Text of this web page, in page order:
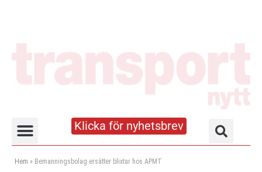
Klicka för nyhetsbrev
Hem » Bemanningsbolag ersätter blixtar hos APMT